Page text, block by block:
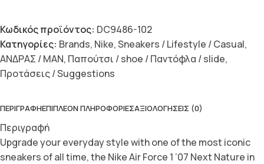
Κωδικός προϊόντος: DC9486-102
Κατηγορίες: Brands, Nike,Sneakers / Lifestyle / Casual,
ΑΝΔΡΑΣ / MAN, Παπούτσι / shoe / Παντόφλα / slide,
Προτάσεις / Suggestions
ΠΕΡΙΓΡΑΦΉΕΠΙΠΛΈΟΝ ΠΛΗΡΟΦΟΡΊΕΣΑΞΙΟΛΟΓΉΣΕΙΣ (0)
Περιγραφή
Upgrade your everyday style with one of the most iconic
sneakers of all time, the Nike Air Force 1 ’07 Next Nature in